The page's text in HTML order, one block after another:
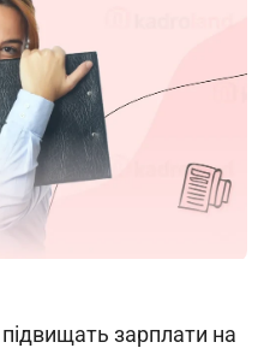
зарплати на